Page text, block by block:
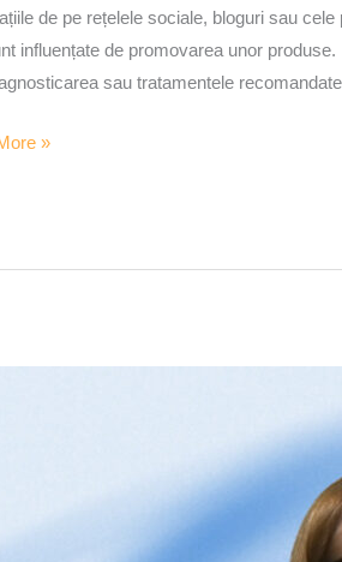
de pe rețelele sociale, bloguri sau
influențate de promovarea unor produse.
sau tratamentele
»